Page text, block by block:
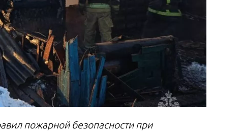
пожарной безопасности при